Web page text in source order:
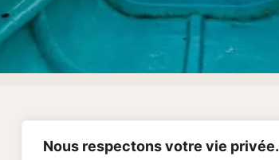
Nous respectons votre vie privée.
Blog